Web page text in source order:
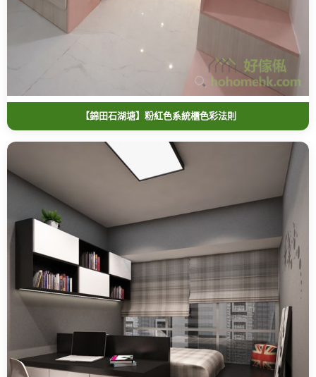
【錦田石湖塘】粉紅色系統櫃色彩法則